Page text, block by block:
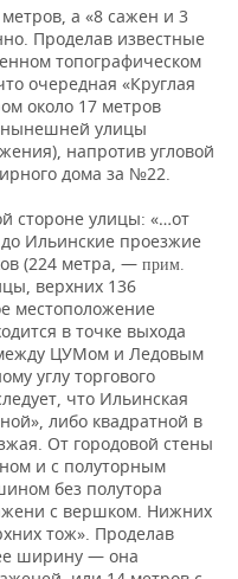
а «8 сажен и 3
Проделав известные
топографическом
очередная «Круглая
около 17 метров
нынешней улицы
напротив угловой
дома за №22.
стороне улицы: «…от
Ильинские проезжие
(224 метра, — прим.
верхних 136
местоположение
в точке выхода
ЦУМом и Ледовым
углу торгового
что Ильинская
либо квадратной в
От городовой стены
и с полуторным
без полутора
с вершком. Нижних
тож». Проделав
ширину — она